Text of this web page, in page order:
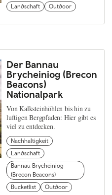
Landschaft
Outdoor
Der Bannau
Brycheiniog (Brecon
Beacons)
Nationalpark
Von Kalksteinhöhlen bis hin zu
luftigen Bergpfaden: Hier gibt es
viel zu entdecken.
Nachhaltigkeit
Landschaft
Bannau Brycheiniog
(Brecon Beacons)
Bucketlist
Outdoor